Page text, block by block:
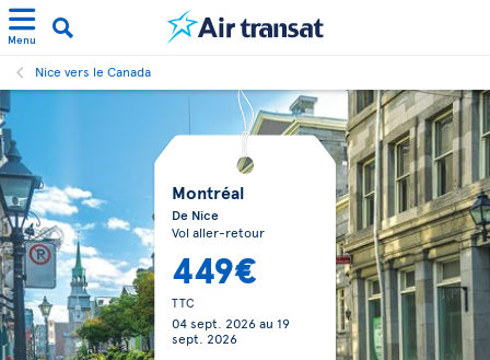
Menu
Nice vers le Canada
Montréal
De Nice
Vol aller-retour
449€
TTC
04 sept. 2026au 19
sept. 2026